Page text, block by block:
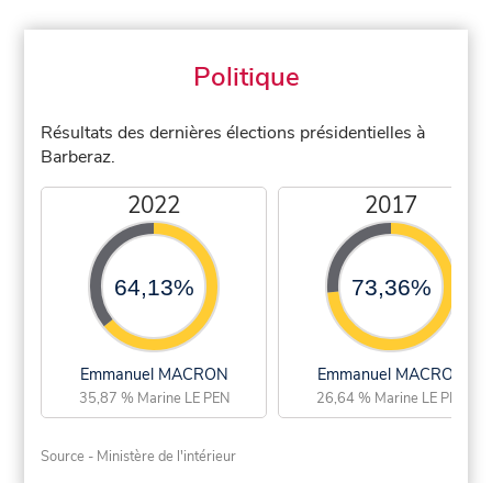
Politique
Résultats des dernières élections présidentielles à
Barberaz.
2022
64,13%
Emmanuel MACRON
35,87 % Marine LE PEN
2017
73,36%
Emmanuel MACRON
26,64 % Marine LE PEN
Source - Ministère de l'intérieur